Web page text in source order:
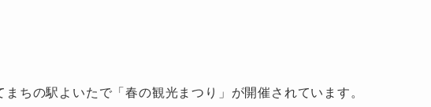
ちの駅よいたで「春の観光まつり」が開催されています。